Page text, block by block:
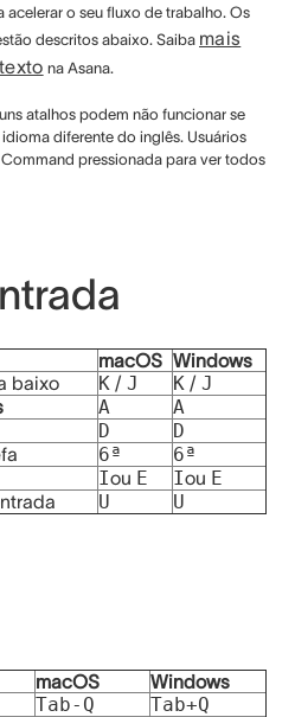
acelerar o seu fluxo de trabalho. Os
descritos abaixo. Saiba mais
na Asana.
atalhos podem não funcionar se
diferente do inglês. Usuários
pressionada para ver todos
macOS Windows
baixo
K / J K / J
A A
D D
6ª 6ª
Iou E Iou E
U U
macOS
Windows
Tab-Q Tab+Q